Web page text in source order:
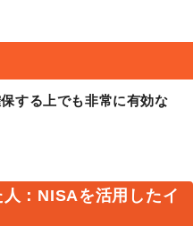
する上でも非常に有効な
：NISAを活用したイ